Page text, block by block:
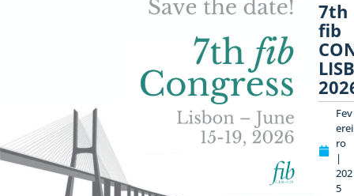
7th
fib
Fev
erei
ro
|
202
5